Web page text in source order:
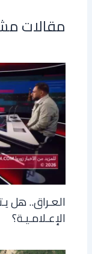
مقالات
العـراق.. هل
الإعـلامـيـة؟